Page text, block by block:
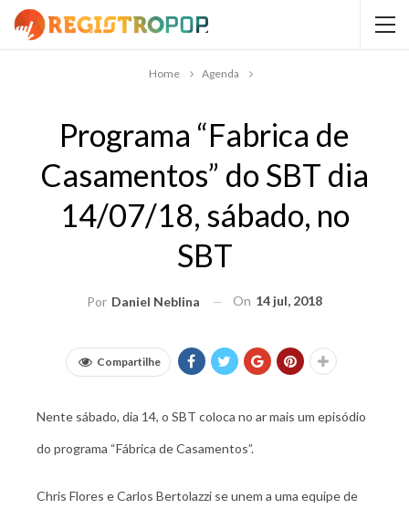
Home Agenda
Programa “Fabrica de
Casamentos” do SBT dia
14/07/18, sábado, no
SBT
Por Daniel Neblina On 14 jul, 2018
Compartilhe
Nente sábado, dia 14, o SBT coloca no ar mais um episódio
do programa “Fábrica de Casamentos”.
Chris Flores e Carlos Bertolazzi se unem a uma equipe de